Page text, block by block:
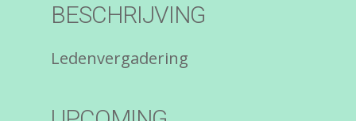
BESCHRIJVING
Ledenvergadering